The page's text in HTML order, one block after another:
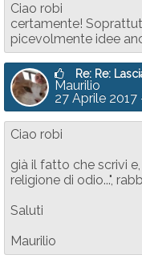
Ciao robi
certamente!
picevolmente idee
Re: Re:
Maurilio
27 Aprile 2017
Ciao robi
già il fatto che scrivi
religione di odio...",
Saluti
Maurilio